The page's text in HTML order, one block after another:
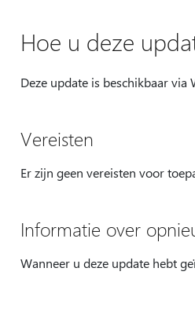
Hoe u deze
Deze update is beschikbaar
Vereisten
Er zijn geen vereisten voor
Informatie over
Wanneer u deze update hebt